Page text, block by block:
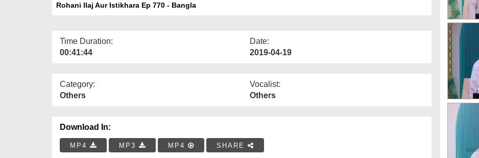
Rohani Ilaj Aur Istikhara Ep 770 - Bangla
Time Duration:
00:41:44
Date:
2019-04-19
Category:
Others
Vocalist:
Others
Download In:
MP4 MP3 MP4 SHARE